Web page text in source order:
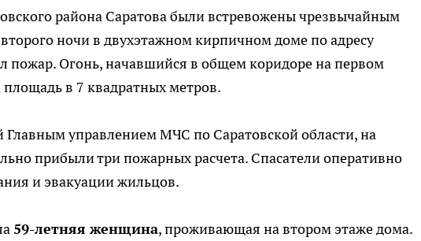
района Саратова были встревожены чрезвычайным
ночи в двухэтажном кирпичном доме по адресу
пожар. Огонь, начавшийся в общем коридоре на первом
площадь в 7 квадратных метров.
управлением МЧС по Саратовской области, на
прибыли три пожарных расчета. Спасатели оперативно
и эвакуации жильцов.
59-летняя женщина, проживающая на втором этаже дома.